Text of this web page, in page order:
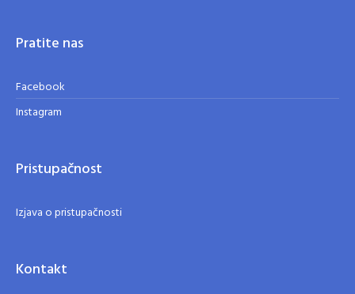
Pratite nas
Facebook
Instagram
Pristupačnost
Izjava o pristupačnosti
Kontakt